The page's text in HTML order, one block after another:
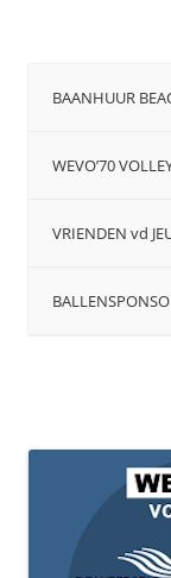
BAANHUUR
WEVO’70
VRIENDEN vd